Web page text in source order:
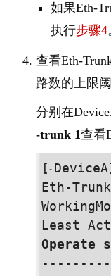
如果Eth-
执行步骤4
查看Eth-
路数的上限阈
分别在Device
-trunk 1查看
[ ~Device
Eth-
Least
Operate